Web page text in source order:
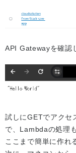
API Gatewayを確認
試しにGETでアクセ
で、Lambdaの処理
ここまで簡単に作れ